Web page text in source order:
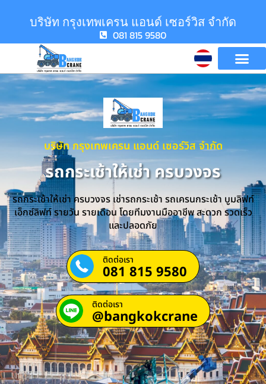
บริษัท กรุงเทพเครน แอนด์ เซอร์วิส จำกัด
081 815 9580
บริษัท กรุงเทพเครน แอนด์ เซอร์วิส จำกัด
รถกระเช้าให้เช่า ครบวงจร
รถกระเช้าให้เช่า ครบวงจร เช่ารถกระเช้า รถเครนกระเช้า บูมลิฟท์
เอ็กซ์ลิฟท์ รายวัน รายเดือน โดยทีมงานมืออาชีพ สะดวก รวดเร็ว
และปลอดภัย
ติดต่อเรา
081 815 9580
ติดต่อเรา
@bangkokcrane